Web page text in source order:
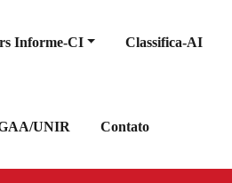
Informe-CI Classifica-AI
UNIR Contato